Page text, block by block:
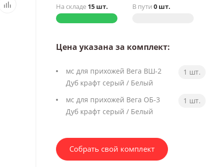
На складе 15 шт. В пути 0 шт.
Цена указана за комплект:
мс для прихожей Вега ВШ-2
Дуб крафт серый / Белый
1 шт.
мс для прихожей Вега ОБ-3
Дуб крафт серый / Белый
1 шт.
Собрать свой комплект